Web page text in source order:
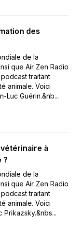
des
de la
que Air Zen Radio
traitant
animale. Voici
Luc Guérin.&nb...
à
?
de la
que Air Zen Radio
traitant
animale. Voici